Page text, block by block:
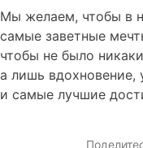
Мы желаем, чтобы в
самые заветные
чтобы не было
а лишь вдохновение,
и самые лучшие